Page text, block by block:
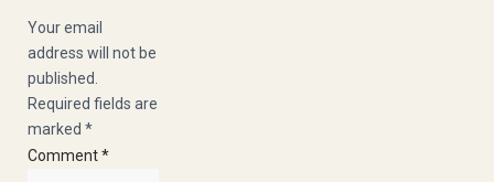
Your email
address will not be
published.
Required fields are
marked *
Comment*